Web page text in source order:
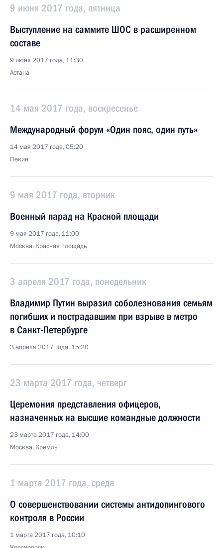
9 июня 2017 года, пятница
Выступление на саммите ШОС в расширенном
составе
9 июня 2017 года, 11:30
Астана
14 мая 2017 года, воскресенье
Международный форум «Один пояс, один путь»
14 мая 2017 года, 05:20
Пекин
9 мая 2017 года, вторник
Военный парад на Красной площади
9 мая 2017 года, 11:00
Москва, Красная площадь
3 апреля 2017 года, понедельник
Владимир Путин выразил соболезнования семьям
погибших и пострадавшим при взрыве в метро
в Санкт-Петербурге
3 апреля 2017 года, 15:20
23 марта 2017 года, четверг
Церемония представления офицеров,
назначенных на высшие командные должности
23 марта 2017 года, 14:00
Москва, Кремль
1 марта 2017 года, среда
О совершенствовании системы антидопингового
контроля в России
1 марта 2017 года, 10:10